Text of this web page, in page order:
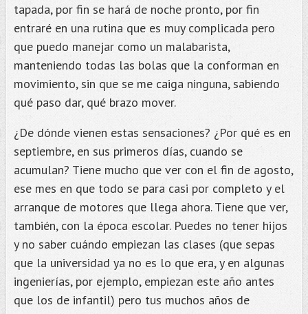
tapada, por fin se hará de noche pronto, por fin
entraré en una rutina que es muy complicada pero
que puedo manejar como un malabarista,
manteniendo todas las bolas que la conforman en
movimiento, sin que se me caiga ninguna, sabiendo
qué paso dar, qué brazo mover.
¿De dónde vienen estas sensaciones? ¿Por qué es en
septiembre, en sus primeros días, cuando se
acumulan? Tiene mucho que ver con el fin de agosto,
ese mes en que todo se para casi por completo y el
arranque de motores que llega ahora. Tiene que ver,
también, con la época escolar. Puedes no tener hijos
y no saber cuándo empiezan las clases (que sepas
que la universidad ya no es lo que era, y en algunas
ingenierías, por ejemplo, empiezan este año antes
que los de infantil) pero tus muchos años de